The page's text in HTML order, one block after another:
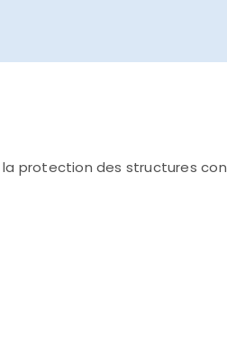
la protection des structures